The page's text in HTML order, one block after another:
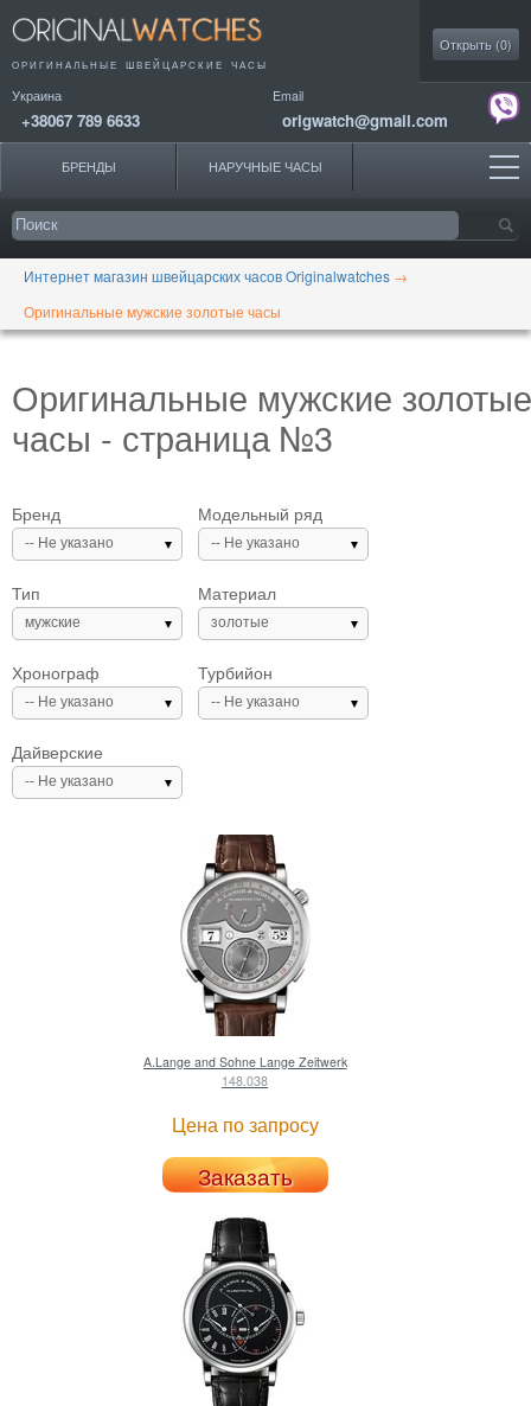
ОРИГИНАЛЬНЫЕ ШВЕЙЦАРСКИЕ ЧАСЫ
Украина
+38067 789 6633
Email
origwatch@gmail.com
Открыть (0)
БРЕНДЫ НАРУЧНЫЕ ЧАСЫ
Интернет магазин швейцарских часов Originalwatches →
Оригинальные мужские золотые часы
Оригинальные мужские золотые
часы - страница №3
Бренд
-- Не указано
Модельный ряд
-- Не указано
Тип
мужские
Материал
золотые
Хронограф
-- Не указано
Турбийон
-- Не указано
Дайверские
-- Не указано
A.Lange and SohneLange Zeitwerk
148.038
Цена по запросу
Заказать